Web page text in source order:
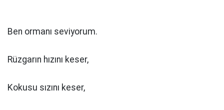
Ben ormanı seviyorum.
Rüzgarın hızını keser,
Kokusu sızını keser,